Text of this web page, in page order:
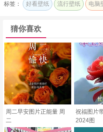
标签： 好看壁纸 流行壁纸 电脑
猜你喜欢
周二早安图片正能量 周
二
祝福图片
2024图